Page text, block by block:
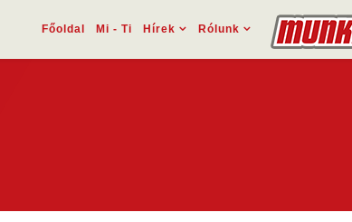
Főoldal Mi - Ti Hírek Rólunk